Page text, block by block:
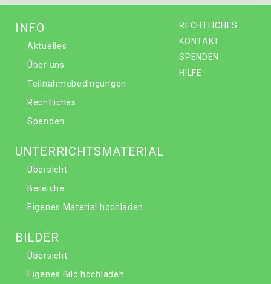
RECHTLICHES
KONTAKT
SPENDEN
HILFE
INFO
Aktuelles
Über uns
Teilnahmebedingungen
Rechtliches
Spenden
UNTERRICHTSMATERIAL
Übersicht
Bereiche
Eigenes Material hochladen
BILDER
Übersicht
Eigenes Bild hochladen